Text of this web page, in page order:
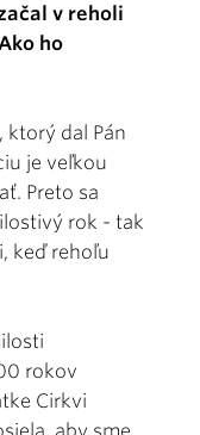
v reholi
ho
ktorý dal Pán
je veľkou
Preto sa
rok - tak
keď rehoľu
rokov
Cirkvi